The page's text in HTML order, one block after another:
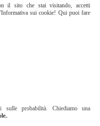
sito che stai visitando, accetti
sui cookie! Qui puoi fare
sulle probabilità. Chiediamo una